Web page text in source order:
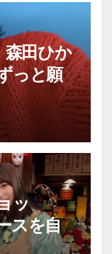
田ひか
っと願
ッ
スを自